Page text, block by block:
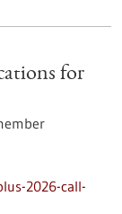
for
2026-call-